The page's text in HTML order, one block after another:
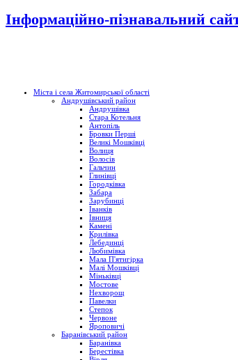
Інформаційно-пізнавальний
Міста і села Житомирської області
Андрушівський район
Андрушівка
Стара Котельня
Антопіль
Бровки Перші
Великі Мошківці
Волиця
Волосів
Гальчин
Глинівці
Городківка
Забара
Зарубинці
Іванків
Івниця
Камені
Крилівка
Лебединці
Любимівка
Мала П'ятигірка
Малі Мошківці
Міньківці
Мостове
Нехворощ
Павелки
Степок
Червоне
Яроповичі
Баранівський район
Баранівка
Берестівка